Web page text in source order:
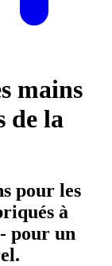
mains
de la
pour les
à
pour un